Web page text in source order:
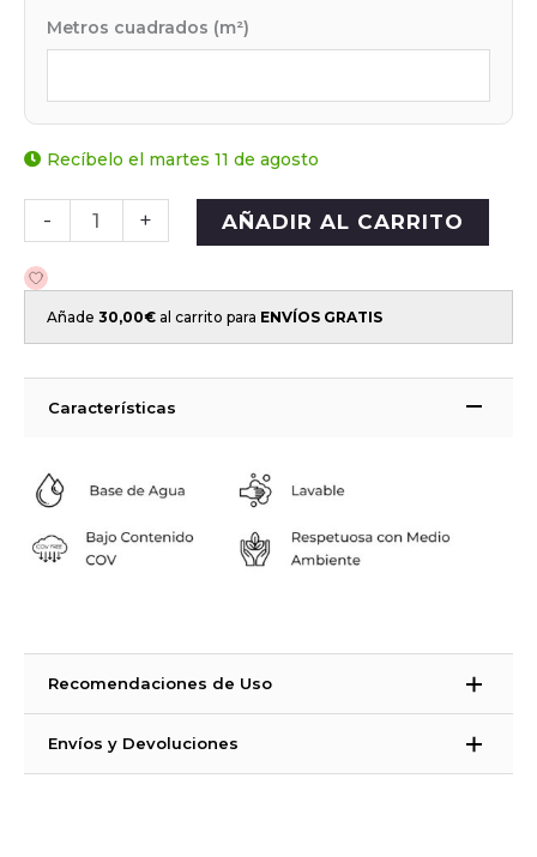
Metros cuadrados (m²)
Recíbelo el martes 11 de agosto
- + AÑADIR AL CARRITO
Añade 30,00€ al carrito para ENVÍOS GRATIS
Características
Recomendaciones de Uso
La Strong suelos es una pintura bicomponente. ¿Qué significa eso?
Envíos y Devoluciones